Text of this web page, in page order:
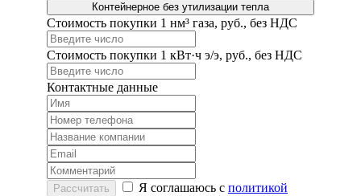
Контейнерное без утилизации тепла
Стоимость покупки 1 нм³ газа, руб., без НДС
Стоимость покупки 1 кВт·ч э/э, руб., без НДС
Контактные данные
Рассчитать Я соглашаюсь с политикой